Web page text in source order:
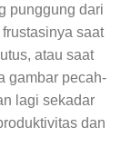
punggung dari
saat
atau saat
gambar pecah-
lagi sekadar
dan